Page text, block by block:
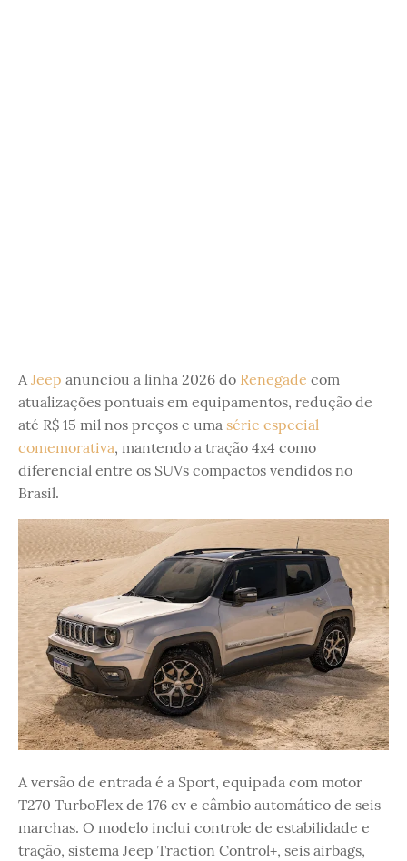
A Jeep anunciou a linha 2026 do Renegade com
atualizações pontuais em equipamentos, redução de
até R$ 15 mil nos preços e uma série especial
comemorativa, mantendo a tração 4x4 como
diferencial entre os SUVs compactos vendidos no
Brasil.
A versão de entrada é a Sport, equipada com motor
T270 TurboFlex de 176 cv e câmbio automático de seis
marchas. O modelo inclui controle de estabilidade e
tração, sistema Jeep Traction Control+, seis airbags,